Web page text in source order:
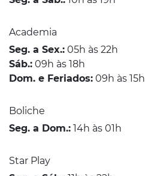
Academia
Seg. a Sex.: 05h às 22h
Sáb.: 09h às 18h
Dom. e Feriados: 09h às 15h
Boliche
Seg. a Dom.: 14h às 01h
Star Play